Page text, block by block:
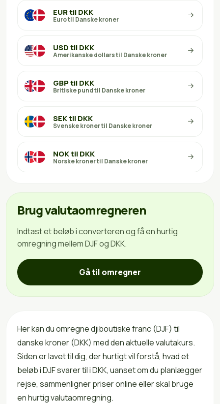
EUR til DKK
Euro til Danske kroner
USD til DKK
Amerikanske dollars til Danske kroner
GBP til DKK
Britiske pund til Danske kroner
SEK til DKK
Svenske kroner til Danske kroner
NOK til DKK
Norske kroner til Danske kroner
Brug valutaomregneren
Indtast et beløb i converteren og få en hurtig
omregning mellem DJF og DKK.
Gå til omregner
Her kan du omregne djiboutiske franc (DJF) til
danske kroner (DKK) med den aktuelle valutakurs.
Siden er lavet til dig, der hurtigt vil forstå, hvad et
beløb i DJF svarer til i DKK, uanset om du planlægger
rejse, sammenligner priser online eller skal bruge
en hurtig valutaomregning.